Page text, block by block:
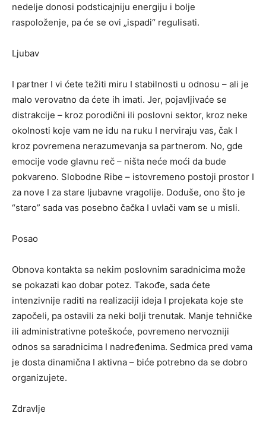
nedelje donosi podsticajniju energiju i bolje
raspoloženje, pa će se ovi „ispadi“ regulisati.
Ljubav
I partner I vi ćete težiti miru I stabilnosti u odnosu – ali je
malo verovatno da ćete ih imati. Jer, pojavljivaće se
distrakcije – kroz porodični ili poslovni sektor, kroz neke
okolnosti koje vam ne idu na ruku I nerviraju vas, čak I
kroz povremena nerazumevanja sa partnerom. No, gde
emocije vode glavnu reč – ništa neće moći da bude
pokvareno. Slobodne Ribe – istovremeno postoji prostor I
za nove I za stare ljubavne vragolije. Doduše, ono što je
“staro” sada vas posebno čačka I uvlači vam se u misli.
Posao
Obnova kontakta sa nekim poslovnim saradnicima može
se pokazati kao dobar potez. Takođe, sada ćete
intenzivnije raditi na realizaciji ideja I projekata koje ste
započeli, pa ostavili za neki bolji trenutak. Manje tehničke
ili administrativne poteškoće, povremeno nervozniji
odnos sa saradnicima I nadređenima. Sedmica pred vama
je dosta dinamična I aktivna – biće potrebno da se dobro
organizujete.
Zdravlje